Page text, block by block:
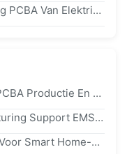
48v-120v Hoogvermogen Voeding PCBA Van Elektrische Motorfiets Aandrijfbord Van PCB-Fabricage
Industriële En Commerciële IoT PCBA Productie En Assemblage Van Op Maat Gemaakte Printplaten
Custom FR-4 IoT PCBA Manufacturing Support EMS Services Met Snelle Prototypes Tot Massaproductie
IoT PCBA Met WiFi En Bluetooth Voor Smart Home-Apparaten Meerlaagse PCB-Productieservice